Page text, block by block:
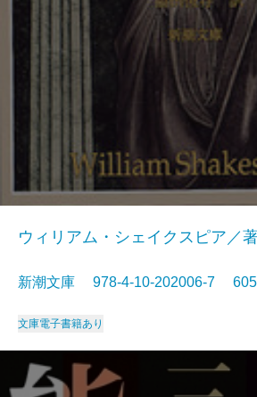
ウィリアム・シェイクスピア／
新潮文庫 978-4-10-202006-7
文庫電子書籍あり